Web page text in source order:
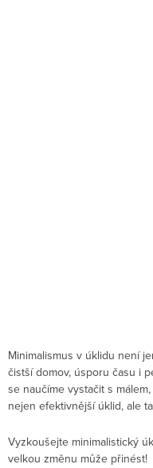
Minimalismus v úklidu není
čistší domov, úsporu času i
se naučíme vystačit s
nejen efektivnější úklid, ale
Vyzkoušejte minimalistický
velkou změnu může přinést!